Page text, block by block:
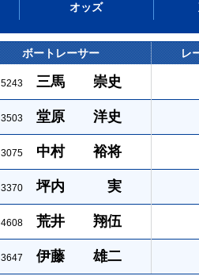
オッズ
ボートレーサー レ
5243 三馬 崇史
3503 堂原 洋史
3075 中村 裕将
3370 坪内 実
4608 荒井 翔伍
3647 伊藤 雄二